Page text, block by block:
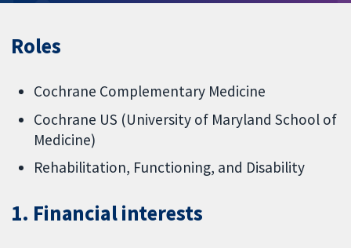
Roles
Cochrane Complementary Medicine
Cochrane US (University of Maryland School of
Medicine)
Rehabilitation, Functioning, and Disability
1. Financial interests